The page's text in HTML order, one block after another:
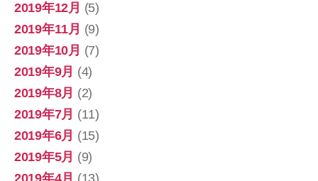
2019年12月 (5)
2019年11月 (9)
2019年10月 (7)
2019年9月 (4)
2019年8月 (2)
2019年7月 (11)
2019年6月 (15)
2019年5月 (9)
2019年4月 (13)